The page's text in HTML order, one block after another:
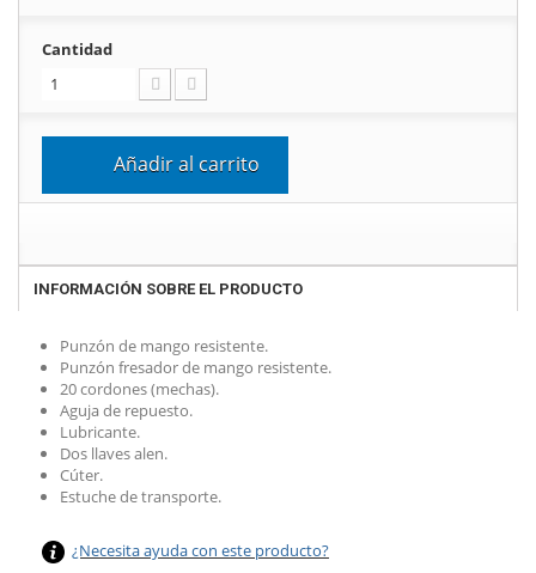
Cantidad
Añadir al carrito
INFORMACIÓN SOBRE EL PRODUCTO
Punzón de mango resistente.
Punzón fresador de mango resistente.
20 cordones (mechas).
Aguja de repuesto.
Lubricante.
Dos llaves alen.
Cúter.
Estuche de transporte.
¿Necesita ayuda con este producto?